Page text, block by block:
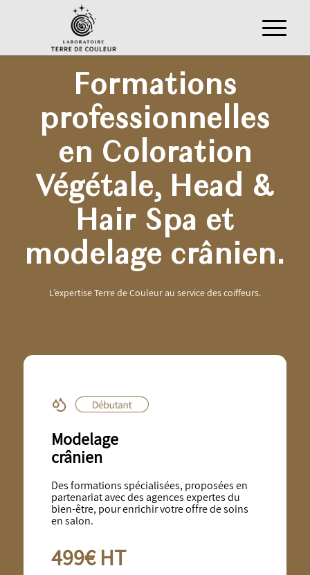
Formations
professionnelles
en Coloration
Végétale, Head &
Hair Spa et
modelage crânien.
L’expertise Terre de Couleur au service des coiffeurs.
Modelage
crânien
Des formations spécialisées, proposées en
partenariat avec des agences expertes du
bien-être, pour enrichir votre offre de soins
en salon.
499€ HT